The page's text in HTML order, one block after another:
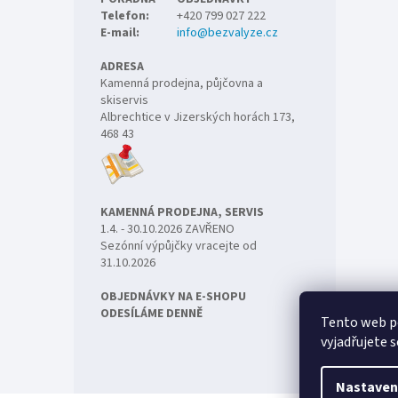
Tento web
vyjadřujete
Telefon:
+420 799 027 222
E-mail:
info@bezvalyze.cz
ADRESA
Kamenná prodejna, půjčovna a
skiservis
Albrechtice v Jizerských horách 173,
468 43
KAMENNÁ PRODEJNA, SERVIS
1.4. - 30.10.2026 ZAVŘENO
Sezónní výpůjčky vracejte od
31.10.2026
OBJEDNÁVKY NA E-SHOPU
ODESÍLÁME DENNĚ